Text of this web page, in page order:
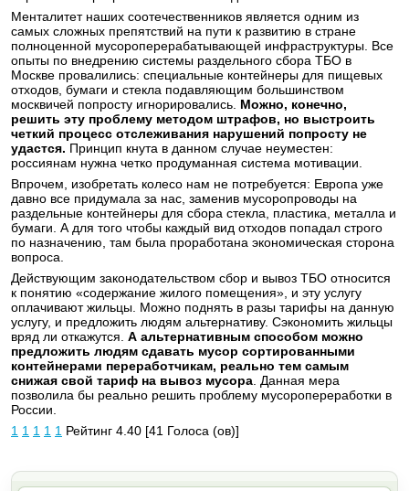
Менталитет наших соотечественников является одним из
самых сложных препятствий на пути к развитию в стране
полноценной мусороперерабатывающей инфраструктуры. Все
опыты по внедрению системы раздельного сбора ТБО в
Москве провалились: специальные контейнеры для пищевых
отходов, бумаги и стекла подавляющим большинством
москвичей попросту игнорировались. Можно, конечно,
решить эту проблему методом штрафов, но выстроить
четкий процесс отслеживания нарушений попросту не
удастся. Принцип кнута в данном случае неуместен:
россиянам нужна четко продуманная система мотивации.
Впрочем, изобретать колесо нам не потребуется: Европа уже
давно все придумала за нас, заменив мусоропроводы на
раздельные контейнеры для сбора стекла, пластика, металла и
бумаги. А для того чтобы каждый вид отходов попадал строго
по назначению, там была проработана экономическая сторона
вопроса.
Действующим законодательством сбор и вывоз ТБО относится
к понятию «содержание жилого помещения», и эту услугу
оплачивают жильцы. Можно поднять в разы тарифы на данную
услугу, и предложить людям альтернативу. Сэкономить жильцы
вряд ли откажутся. А альтернативным способом можно
предложить людям сдавать мусор сортированными
контейнерами переработчикам, реально тем самым
снижая свой тариф на вывоз мусора . Данная мера
позволила бы реально решить проблему мусоропереработки в
России.
1 1 1 1 1 Рейтинг 4.40 [41 Голоса (ов)]